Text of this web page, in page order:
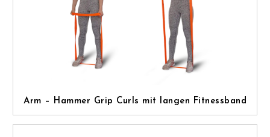
Arm – Hammer Grip Curls mit langen Fitnessband